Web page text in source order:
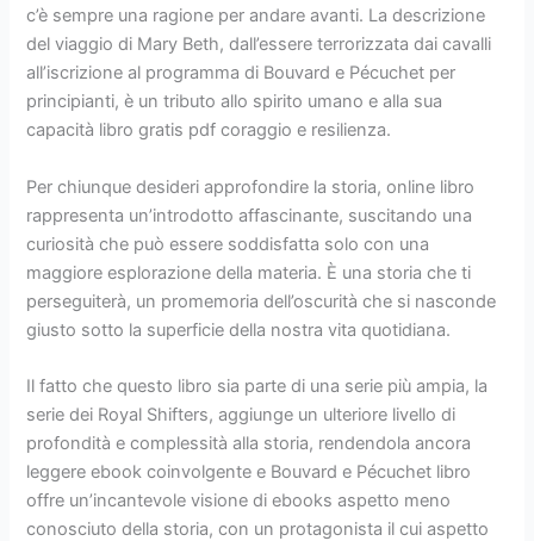
c’è sempre una ragione per andare avanti. La descrizione
del viaggio di Mary Beth, dall’essere terrorizzata dai cavalli
all’iscrizione al programma di Bouvard e Pécuchet per
principianti, è un tributo allo spirito umano e alla sua
capacità libro gratis pdf coraggio e resilienza.
Per chiunque desideri approfondire la storia, online libro
rappresenta un’introdotto affascinante, suscitando una
curiosità che può essere soddisfatta solo con una
maggiore esplorazione della materia. È una storia che ti
perseguiterà, un promemoria dell’oscurità che si nasconde
giusto sotto la superficie della nostra vita quotidiana.
Il fatto che questo libro sia parte di una serie più ampia, la
serie dei Royal Shifters, aggiunge un ulteriore livello di
profondità e complessità alla storia, rendendola ancora
leggere ebook coinvolgente e Bouvard e Pécuchet libro
offre un’incantevole visione di ebooks aspetto meno
conosciuto della storia, con un protagonista il cui aspetto